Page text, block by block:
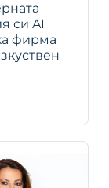
си AI
фирма